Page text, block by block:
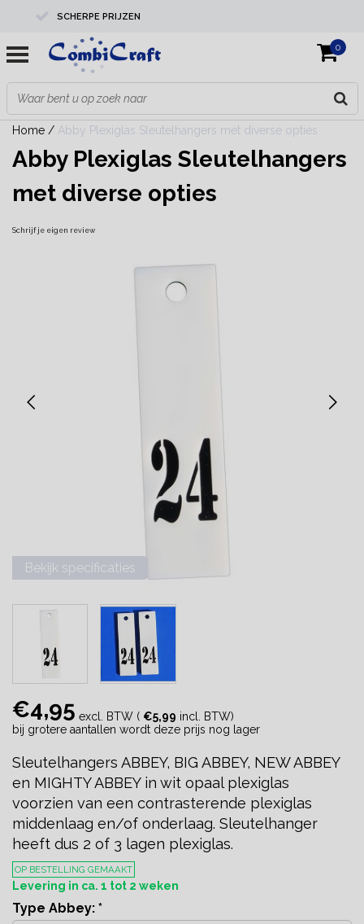
SCHERPE PRIJZEN
PROFESSIONELE KWALITEIT
EXPERTS IN MAATWERK
0
Home / Abby Plexiglas Sleutelhangers met diverse opties
Abby Plexiglas Sleutelhangers
met diverse opties
Schrijf je eigen review
Bekijk specificaties
€4,95 excl. BTW ( €5,99 incl. BTW)
bij grotere aantallen wordt deze prijs nog lager
Sleutelhangers ABBEY, BIG ABBEY, NEW ABBEY
en MIGHTY ABBEY in wit opaal plexiglas
voorzien van een contrasterende plexiglas
middenlaag en/of onderlaag. Sleutelhanger
heeft dus 2 of 3 lagen plexiglas.
OP BESTELLING GEMAAKT
Levering in ca. 1 tot 2 weken
Type Abbey: *